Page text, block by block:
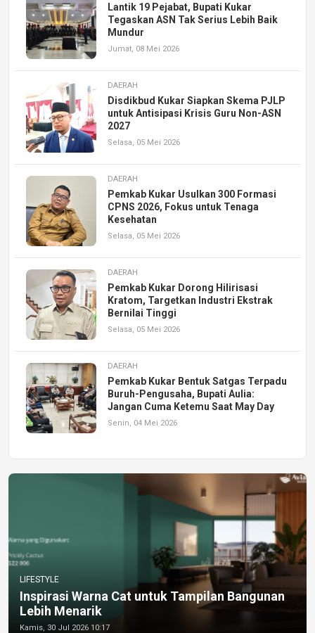
Lantik 19 Pejabat, Bupati Kukar
Tegaskan ASN Tak Serius Lebih Baik
Mundur
Jumat, 08 Mei 2026
DAERAH
Disdikbud Kukar Siapkan Skema PJLP
untuk Antisipasi Krisis Guru Non-ASN
2027
Selasa, 05 Mei 2026
DAERAH
Pemkab Kukar Usulkan 300 Formasi
CPNS 2026, Fokus untuk Tenaga
Kesehatan
Selasa, 05 Mei 2026
DAERAH
Pemkab Kukar Dorong Hilirisasi
Kratom, Targetkan Industri Ekstrak
Bernilai Tinggi
Selasa, 05 Mei 2026
DAERAH
Pemkab Kukar Bentuk Satgas Terpadu
Buruh-Pengusaha, Bupati Aulia:
Jangan Cuma Ketemu Saat May Day
Senin, 04 Mei 2026
LIFESTYLE
Inspirasi Warna Cat untuk Tampilan Bangunan
Lebih Menarik
Kamis, 30 Jul 2026 10:17